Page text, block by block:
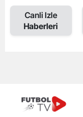
Canli Izle
Haberleri